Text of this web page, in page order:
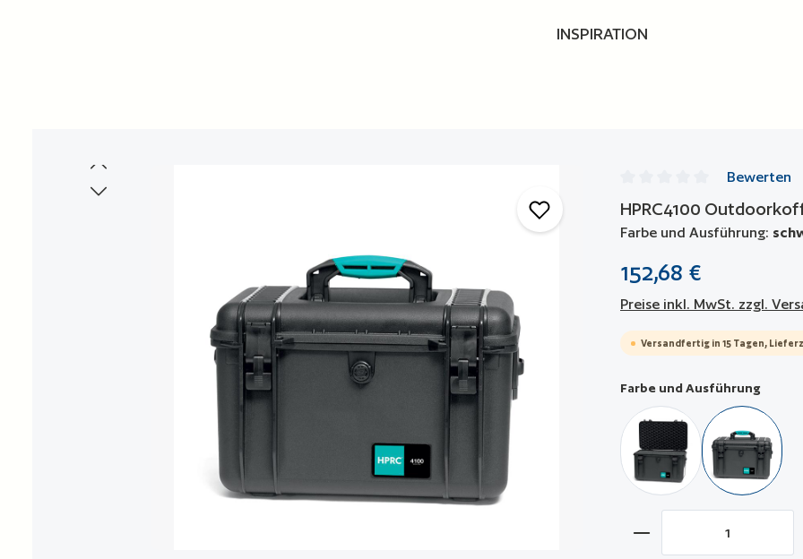
INSPIRATION
Durchschnittliche
Bewerten
HPRC4100
Farbe und Ausführung:
152,68 €
Preise inkl. MwSt. zzgl.
Versandfertig in 15 Tagen,
Farbe und Ausführung
schwarz / mit schwarz /
Produkt Anzahl: